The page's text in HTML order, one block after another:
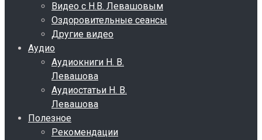
Видео с Н.В. Левашовым
Оздоровительные сеансы
Другие видео
Аудио
Аудиокниги Н. В.
Левашова
Аудиостатьи Н. В.
Левашова
Полезное
Рекомендации